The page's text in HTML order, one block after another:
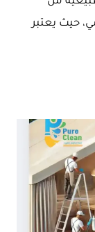
حيث يعتبر